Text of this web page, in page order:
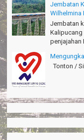
Jembatan
Wilhelmina
Jembatan
Kalipucang
penjajahan
Tonton /